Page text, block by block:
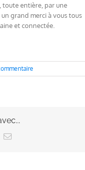
toute entière, par une
grand merci à vous tous
et connectée.
Email